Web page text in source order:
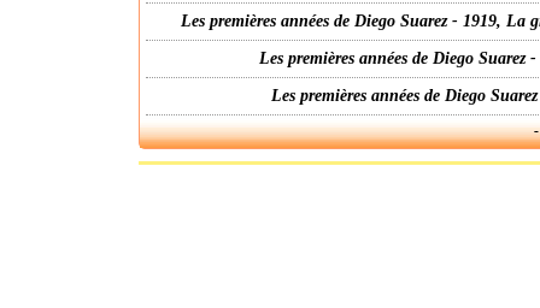
Les premières années de Diego Suarez - 1919,
Les premières années de Diego
Les premières années de Diego